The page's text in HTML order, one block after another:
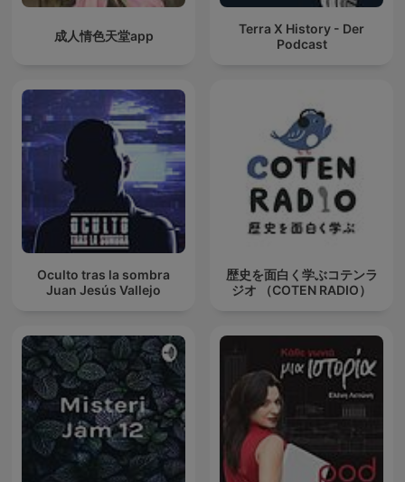
成人情色天堂app
Terra X History - Der
Podcast
Oculto tras la sombra
Juan Jesús Vallejo
歴史を面白く学ぶコテンラ
ジオ （COTEN RADIO）